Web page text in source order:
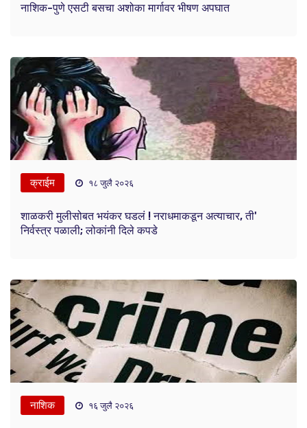
नाशिक-पुणे एसटी बसचा अशोका मार्गावर भीषण अपघात
क्राईम १८ जुलै २०२६
शाळकरी मुलीसोबत भयंकर घडलं ! नराधमाकडून अत्याचार, ती'
निर्वस्त्र पळाली; लोकांनी दिले कपडे
नाशिक १६ जुलै २०२६